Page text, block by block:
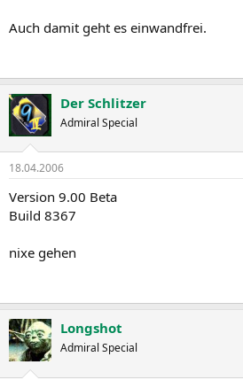
Auch damit geht es einwandfrei.
Der Schlitzer
Admiral Special
18.04.2006
Version 9.00 Beta
Build 8367
nixe gehen
Longshot
Admiral Special